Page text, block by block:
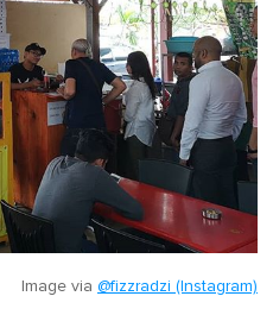
Image via @fizzradzi (Instagram)